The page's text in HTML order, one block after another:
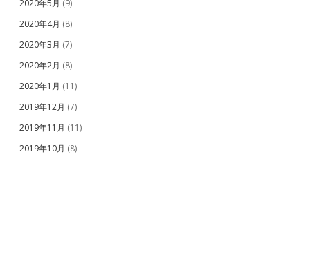
2020年5月 (9)
2020年4月 (8)
2020年3月 (7)
2020年2月 (8)
2020年1月 (11)
2019年12月 (7)
2019年11月 (11)
2019年10月 (8)